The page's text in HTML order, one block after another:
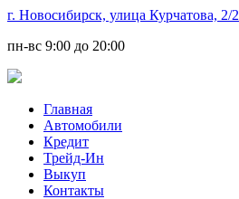
г. Новосибирск, улица Курчатова, 2/2
пн-вс 9:00 до 20:00
Главная
Автомобили
Кредит
Трейд-Ин
Выкуп
Контакты